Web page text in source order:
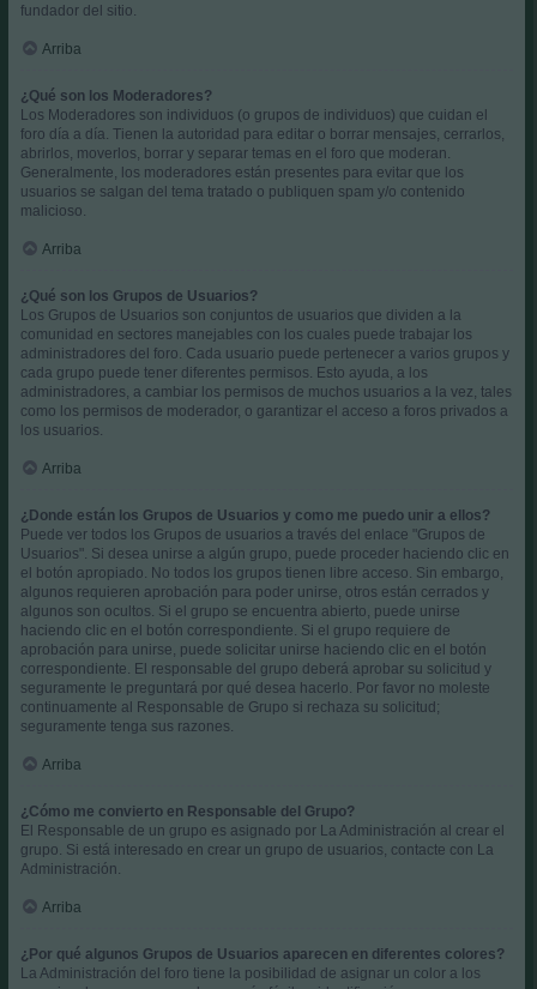
fundador del sitio.
Arriba
¿Qué son los Moderadores?
Los Moderadores son individuos (o grupos de individuos) que cuidan el
foro día a día. Tienen la autoridad para editar o borrar mensajes, cerrarlos,
abrirlos, moverlos, borrar y separar temas en el foro que moderan.
Generalmente, los moderadores están presentes para evitar que los
usuarios se salgan del tema tratado o publiquen spam y/o contenido
malicioso.
Arriba
¿Qué son los Grupos de Usuarios?
Los Grupos de Usuarios son conjuntos de usuarios que dividen a la
comunidad en sectores manejables con los cuales puede trabajar los
administradores del foro. Cada usuario puede pertenecer a varios grupos y
cada grupo puede tener diferentes permisos. Esto ayuda, a los
administradores, a cambiar los permisos de muchos usuarios a la vez, tales
como los permisos de moderador, o garantizar el acceso a foros privados a
los usuarios.
Arriba
¿Donde están los Grupos de Usuarios y como me puedo unir a ellos?
Puede ver todos los Grupos de usuarios a través del enlace "Grupos de
Usuarios". Si desea unirse a algún grupo, puede proceder haciendo clic en
el botón apropiado. No todos los grupos tienen libre acceso. Sin embargo,
algunos requieren aprobación para poder unirse, otros están cerrados y
algunos son ocultos. Si el grupo se encuentra abierto, puede unirse
haciendo clic en el botón correspondiente. Si el grupo requiere de
aprobación para unirse, puede solicitar unirse haciendo clic en el botón
correspondiente. El responsable del grupo deberá aprobar su solicitud y
seguramente le preguntará por qué desea hacerlo. Por favor no moleste
continuamente al Responsable de Grupo si rechaza su solicitud;
seguramente tenga sus razones.
Arriba
¿Cómo me convierto en Responsable del Grupo?
El Responsable de un grupo es asignado por La Administración al crear el
grupo. Si está interesado en crear un grupo de usuarios, contacte con La
Administración.
Arriba
¿Por qué algunos Grupos de Usuarios aparecen en diferentes colores?
La Administración del foro tiene la posibilidad de asignar un color a los